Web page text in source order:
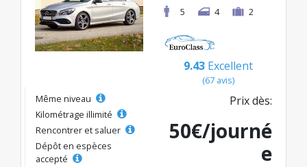
5
4 2
9.43 Excellent
(67 avis)
Même niveau
Kilométrage illimité
Rencontrer et saluer
Dépôt en espèces
accepté
Prix dès:
50€/journé
e